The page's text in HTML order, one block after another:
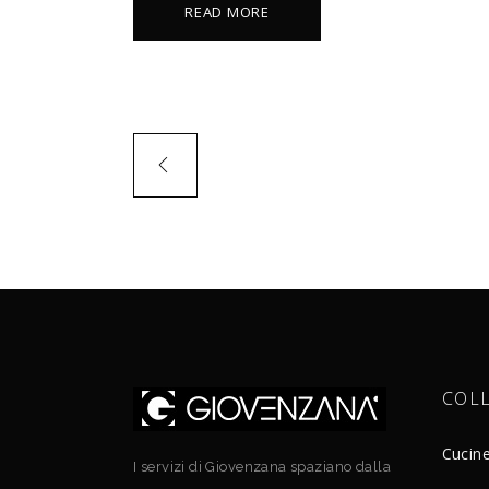
READ MORE
I servizi di Giovenzana spaziano dalla
Cucine